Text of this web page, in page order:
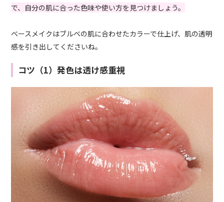
で、自分の肌に合った色味や使い方を見つけましょう。
ベースメイクはブルベの肌に合わせたカラーで仕上げ、肌の透明
感を引き出してくださいね。
コツ（1）発色は透け感重視